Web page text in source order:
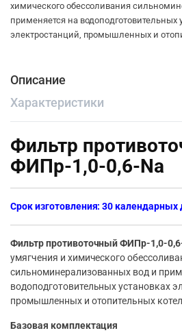
химического обессоливания
применяется на водоподготовительных
электростанций, промышленных и
Описание
Характеристики
Фильтр
ФИПр-1,0-0,6-Na
Срок изготовления: 30 календарных
Фильтр противоточный ФИПр-1,0-
умягчения и химического
сильноминерализованных вод и
водоподготовительных установках
промышленных и отопительных
Базовая комплектация